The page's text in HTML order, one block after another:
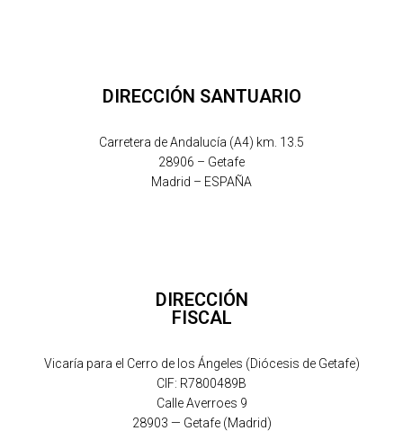
DIRECCIÓN SANTUARIO
Carretera de Andalucía (A4) km. 13.5
28906 – Getafe
Madrid – ESPAÑA
DIRECCIÓN
FISCAL
Vicaría para el Cerro de los Ángeles (Diócesis de Getafe)
CIF: R7800489B
Calle Averroes 9
28903 — Getafe (Madrid)